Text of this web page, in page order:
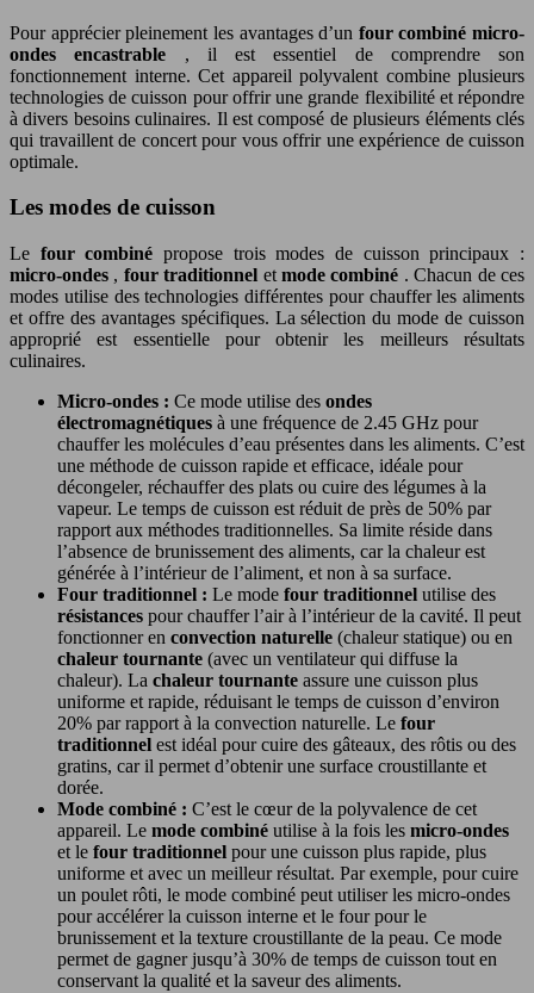
Pour apprécier pleinement les avantages d’un four combiné micro-
ondes encastrable , il est essentiel de comprendre son
fonctionnement interne. Cet appareil polyvalent combine plusieurs
technologies de cuisson pour offrir une grande flexibilité et répondre
à divers besoins culinaires. Il est composé de plusieurs éléments clés
qui travaillent de concert pour vous offrir une expérience de cuisson
optimale.
Les modes de cuisson
Le four combinépropose trois modes de cuisson principaux :
micro-ondes , four traditionnel etmode combiné . Chacun de ces
modes utilise des technologies différentes pour chauffer les aliments
et offre des avantages spécifiques. La sélection du mode de cuisson
approprié est essentielle pour obtenir les meilleurs résultats
culinaires.
Micro-ondes : Ce mode utilise des ondes
électromagnétiques à une fréquence de 2.45 GHz pour
chauffer les molécules d’eau présentes dans les aliments. C’est
une méthode de cuisson rapide et efficace, idéale pour
décongeler, réchauffer des plats ou cuire des légumes à la
vapeur. Le temps de cuisson est réduit de près de 50% par
rapport aux méthodes traditionnelles. Sa limite réside dans
l’absence de brunissement des aliments, car la chaleur est
générée à l’intérieur de l’aliment, et non à sa surface.
Four traditionnel : Le mode four traditionnel utilise des
résistances pour chauffer l’air à l’intérieur de la cavité. Il peut
fonctionner en convection naturelle (chaleur statique) ou en
chaleur tournante (avec un ventilateur qui diffuse la
chaleur). La chaleur tournante assure une cuisson plus
uniforme et rapide, réduisant le temps de cuisson d’environ
20% par rapport à la convection naturelle. Le four
traditionnel est idéal pour cuire des gâteaux, des rôtis ou des
gratins, car il permet d’obtenir une surface croustillante et
dorée.
Mode combiné : C’est le cœur de la polyvalence de cet
appareil. Le mode combiné utilise à la fois les micro-ondes
et le four traditionnel pour une cuisson plus rapide, plus
uniforme et avec un meilleur résultat. Par exemple, pour cuire
un poulet rôti, le mode combiné peut utiliser les micro-ondes
pour accélérer la cuisson interne et le four pour le
brunissement et la texture croustillante de la peau. Ce mode
permet de gagner jusqu’à 30% de temps de cuisson tout en
conservant la qualité et la saveur des aliments.